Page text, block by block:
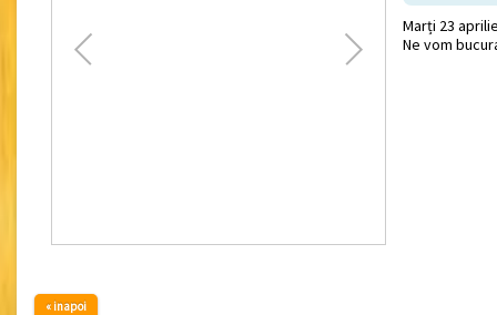
Marți 23
Ne vom
« inapoi